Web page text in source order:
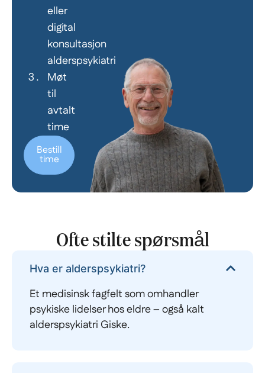
eller
digital
konsultasjon
alderspsykiatri
Møt
til
avtalt
time
Bestill
time
Ofte stilte spørsmål
Hva er alderspsykiatri?
Et medisinsk fagfelt som omhandler
psykiske lidelser hos eldre – også kalt
alderspsykiatri Giske.